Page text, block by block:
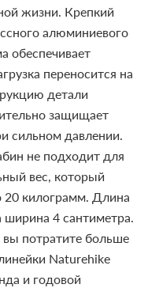
жизни. Крепкий
алюминиевого
обеспечивает
переносится на
детали
защищает
сильном давлении.
не подходит для
вес, который
килограмм. Длина
ширина 4 сантиметра.
потратите больше
Naturehike
и годовой